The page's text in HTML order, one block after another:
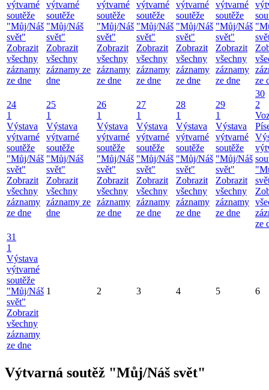
výtvarné
soutěže
"Můj/Náš
svět"
Zobrazit
všechny
záznamy
ze dne
výtvarné
soutěže
"Můj/Náš
svět"
Zobrazit
všechny
záznamy ze
dne
výtvarné
soutěže
"Můj/Náš
svět"
Zobrazit
všechny
záznamy
ze dne
výtvarné
soutěže
"Můj/Náš
svět"
Zobrazit
všechny
záznamy
ze dne
výtvarné
soutěže
"Můj/Náš
svět"
Zobrazit
všechny
záznamy
ze dne
výtvarné
soutěže
"Můj/Náš
svět"
Zobrazit
všechny
záznamy
ze dne
ze
24
1
Výstava
výtvarné
soutěže
"Můj/Náš
svět"
Zobrazit
všechny
záznamy
ze dne
25
1
Výstava
výtvarné
soutěže
"Můj/Náš
svět"
Zobrazit
všechny
záznamy ze
dne
26
1
Výstava
výtvarné
soutěže
"Můj/Náš
svět"
Zobrazit
všechny
záznamy
ze dne
27
1
Výstava
výtvarné
soutěže
"Můj/Náš
svět"
Zobrazit
všechny
záznamy
ze dne
28
1
Výstava
výtvarné
soutěže
"Můj/Náš
svět"
Zobrazit
všechny
záznamy
ze dne
29
1
Výstava
výtvarné
soutěže
"Můj/Náš
svět"
Zobrazit
všechny
záznamy
ze dne
30
2
ze
31
1
Výstava
výtvarné
soutěže
"Můj/Náš
svět"
Zobrazit
všechny
záznamy
ze dne
1 2 3 4 5 6
Výtvarná soutěž "Můj/Náš svět"